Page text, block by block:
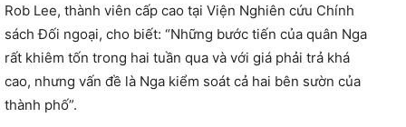
Rob Lee, thành viên cấp cao tại Viện Nghiên cứu Chính
sách Đối ngoại, cho biết: “Những bước tiến của quân Nga
rất khiêm tốn trong hai tuần qua và với giá phải trả khá
cao, nhưng vấn đề là Nga kiểm soát cả hai bên sườn của
thành phố”.